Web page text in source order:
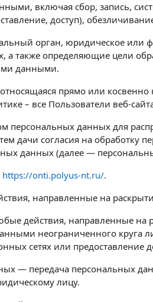
включая сбор, запись,
доступ),
орган, юридическое или
также определяющие цели
данными.
прямо или
– все Пользователи веб-
персональных данных для
дачи согласия на
данных (далее —
https://onti.polyus-nt.ru/.
направленные на
действия, направленные
неограниченного круга
сетях или
— передача персональных
лицу.